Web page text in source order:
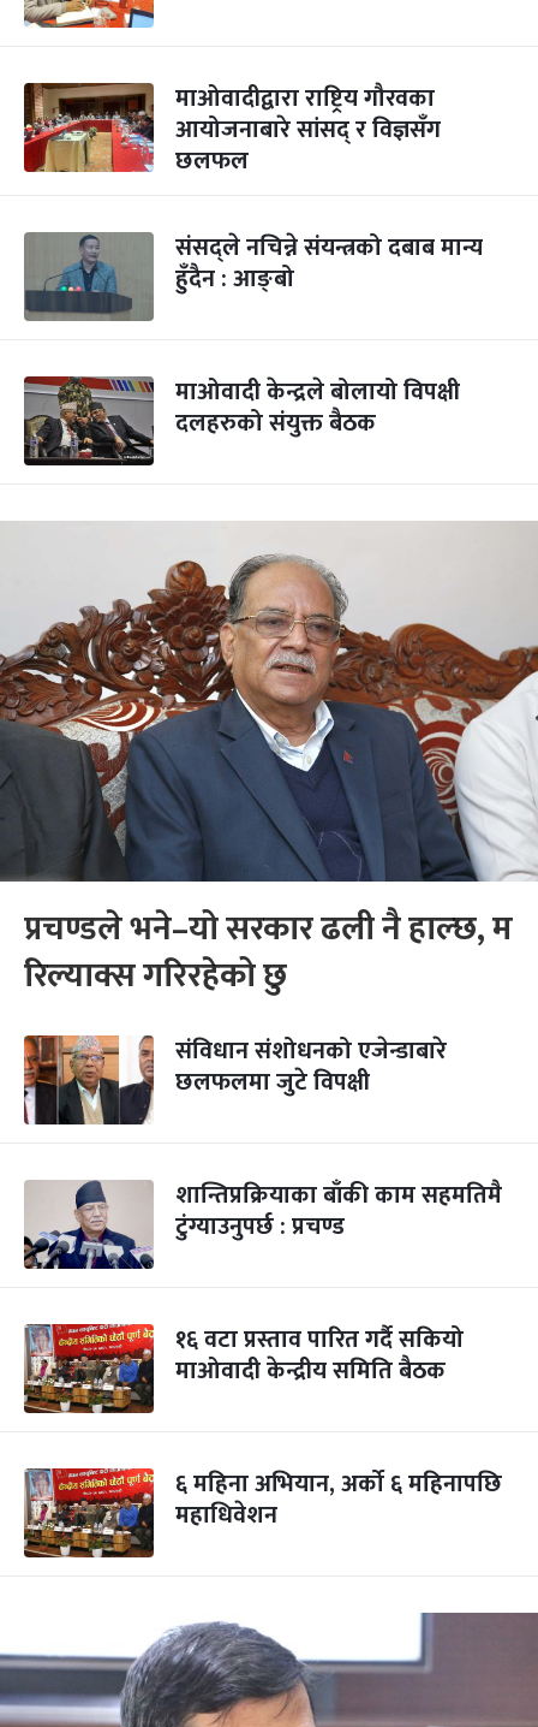
माओवादीद्वारा राष्ट्रिय गौरवका
आयोजनाबारे सांसद् र विज्ञसँग
छलफल
संसद्‍ले नचिन्ने संयन्त्रको दबाब मान्य
हुँदैन : आङ्बो
माओवादी केन्द्रले बोलायो विपक्षी
दलहरुको संयुक्त बैठक
प्रचण्डले भने–यो सरकार ढली नै हाल्छ, म
रिल्याक्स गरिरहेको छु
संविधान संशोधनको एजेन्डाबारे
छलफलमा जुटे विपक्षी
शान्तिप्रक्रियाका बाँकी काम सहमतिमै
टुंग्याउनुपर्छ : प्रचण्ड
१६ वटा प्रस्ताव पारित गर्दै सकियो
माओवादी केन्द्रीय समिति बैठक
६ महिना अभियान, अर्को ६ महिनापछि
महाधिवेशन